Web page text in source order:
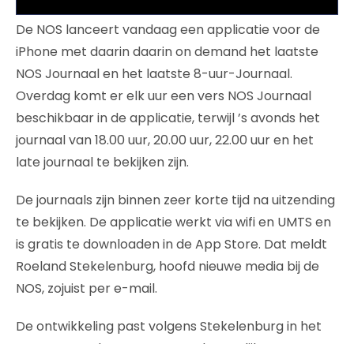
De NOS lanceert vandaag een applicatie voor de
iPhone met daarin daarin on demand het laatste
NOS Journaal en het laatste 8-uur-Journaal.
Overdag komt er elk uur een vers NOS Journaal
beschikbaar in de applicatie, terwijl ’s avonds het
journaal van 18.00 uur, 20.00 uur, 22.00 uur en het
late journaal te bekijken zijn.
De journaals zijn binnen zeer korte tijd na uitzending
te bekijken. De applicatie werkt via wifi en UMTS en
is gratis te downloaden in de App Store. Dat meldt
Roeland Stekelenburg, hoofd nieuwe media bij de
NOS, zojuist per e-mail.
De ontwikkeling past volgens Stekelenburg in het